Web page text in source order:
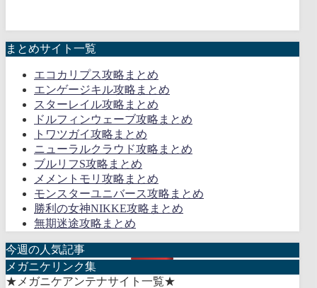
まとめサイト一覧
エコカリプス攻略まとめ
エンゲージキル攻略まとめ
スターレイル攻略まとめ
ドルフィンウェーブ攻略まとめ
トワツガイ攻略まとめ
ニューラルクラウド攻略まとめ
ブルリフS攻略まとめ
メメントモリ攻略まとめ
モンスターユニバース攻略まとめ
勝利の女神NIKKE攻略まとめ
無期迷途攻略まとめ
今週の人気記事
メガニケリンク集
★メガニケアンテナサイト一覧★